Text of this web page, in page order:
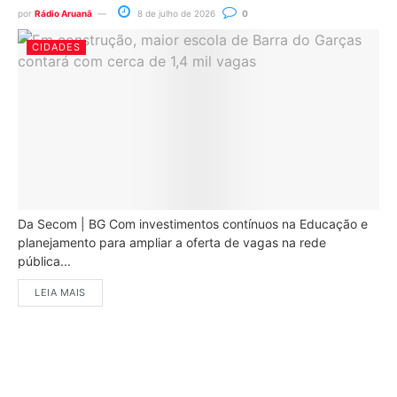
por Rádio Aruanã 8 de julho de 2026 0
CIDADES
Da Secom | BG Com investimentos contínuos na Educação e
planejamento para ampliar a oferta de vagas na rede
pública...
LEIA MAIS